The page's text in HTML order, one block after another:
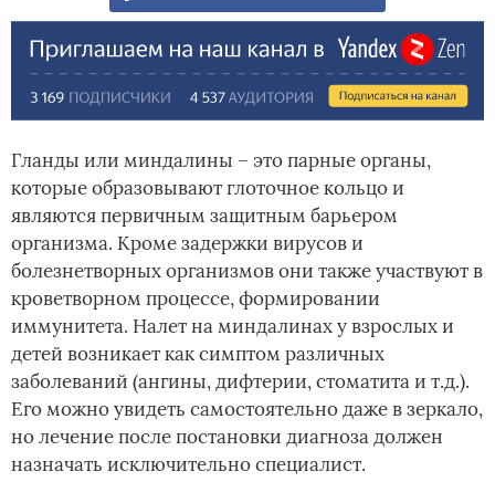
Гланды или миндалины – это парные органы,
которые образовывают глоточное кольцо и
являются первичным защитным барьером
организма. Кроме задержки вирусов и
болезнетворных организмов они также участвуют в
кроветворном процессе, формировании
иммунитета. Налет на миндалинах у взрослых и
детей возникает как симптом различных
заболеваний (ангины, дифтерии, стоматита и т.д.).
Его можно увидеть самостоятельно даже в зеркало,
но лечение после постановки диагноза должен
назначать исключительно специалист.